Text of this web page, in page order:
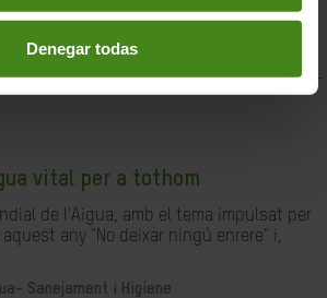
Denegar todas
i Drets Humans
vital per a tothom
de l'Aigua, amb el tema impulsat per
any "No deixar ningú enrere" i,
Sanejament i Higiene